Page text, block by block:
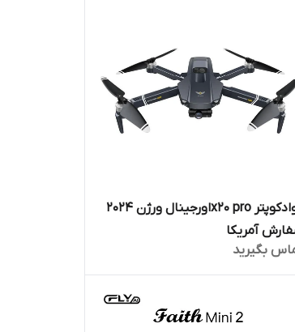
کوادکوپتر x20 proاورجینال ورژن 2024
آمریکا
بگیرید